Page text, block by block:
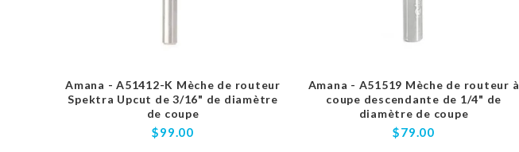
Amana - A51412-K Mèche de routeur
Spektra Upcut de 3/16" de diamètre
de coupe
$99.00
Amana - A51519 Mèche de routeur à
coupe descendante de 1/4" de
diamètre de coupe
$79.00